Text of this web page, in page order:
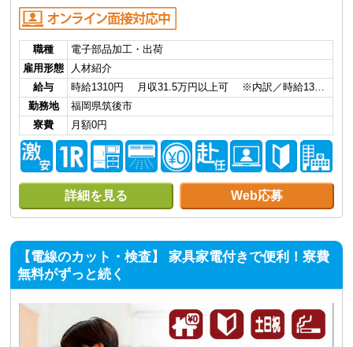
職種
電子部品加工・出荷
雇用形態
人材紹介
給与
時給1310円 月収31.5万円以上可 ※内訳／時給13…
勤務地
福岡県筑後市
寮費
月額0円
詳細を見る Web応募
【電線のカット・検査】 家具家電付きで便利！寮費
無料がずっと続く